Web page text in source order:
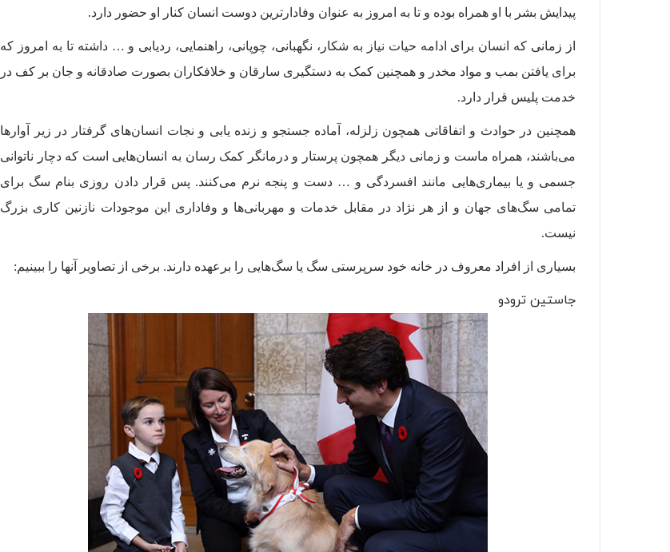
پیدایش بشر با او همراه بوده و تا به امروز به عنوان وفادارترین دوست انسان کنار او حضور دارد.
از زمانی که انسان برای ادامه حیات نیاز به شکار، نگهبانی، چوپانی، راهنمایی، ردیابی و … داشته تا به امروز که
برای یافتن بمب و مواد مخدر و همچنین کمک به دستگیری سارقان و خلافکاران بصورت صادقانه و جان بر کف در
خدمت پلیس قرار دارد.
همچنین در حوادث و اتفاقاتی همچون زلزله، آماده جستجو و زنده یابی و نجات انسان‌های گرفتار در زیر آوار‌ها
می‌باشند، همراه ماست و زمانی دیگر همچون پرستار و درمانگر کمک رسان به انسان‌هایی است که دچار ناتوانی
جسمی و یا بیماری‌هایی مانند افسردگی و … دست و پنجه نرم می‌کنند. پس قرار دادن روزی بنام سگ برای
تمامی سگ‌های جهان و از هر نژاد در مقابل خدمات و مهربانی‌ها و وفاداری این موجودات نازنین کاری بزرگ
نیست.
بسیاری از افراد معروف در خانه خود سرپرستی سگ یا سگ‌هایی را برعهده دارند. برخی از تصاویر آنها را ببینیم:
جاستین ترودو